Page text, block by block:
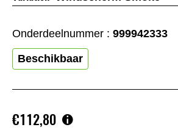
€112,80
Onderdeelnummer : 999942333
Beschikbaar